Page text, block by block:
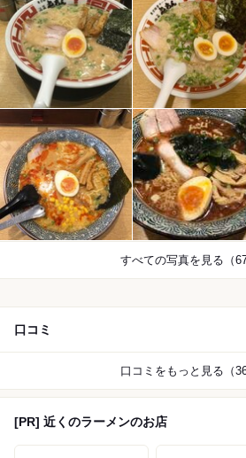
すべての写真を見る（
口コミ
口コミをもっと見る（
[PR] 近くのラーメンのお店